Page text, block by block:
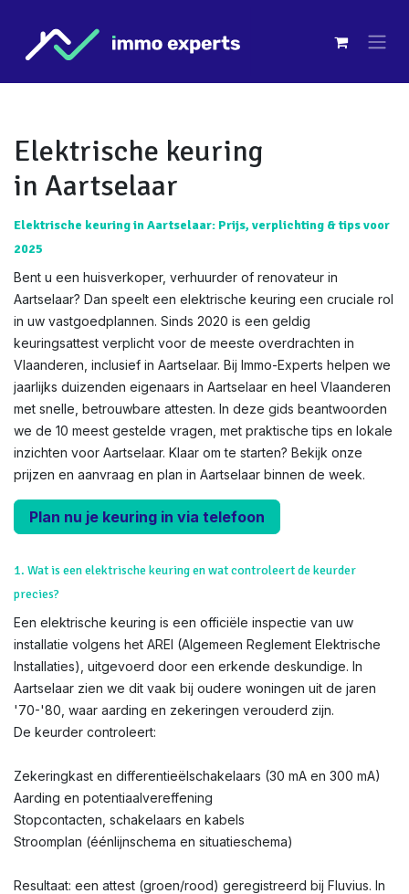
Elektrische keuring
in Aartselaar
Elektrische keuring in Aartselaar: Prijs, verplichting & tips voor
2025
Bent u een huisverkoper, verhuurder of renovateur in
Aartselaar? Dan speelt een elektrische keuring een cruciale rol
in uw vastgoedplannen. Sinds 2020 is een geldig
keuringsattest verplicht voor de meeste overdrachten in
Vlaanderen, inclusief in Aartselaar. Bij Immo-Experts helpen we
jaarlijks duizenden eigenaars in Aartselaar en heel Vlaanderen
met snelle, betrouwbare attesten. In deze gids beantwoorden
we de 10 meest gestelde vragen, met praktische tips en lokale
inzichten voor Aartselaar. Klaar om te starten? Bekijk onze
prijzen en aanvraag en plan in Aartselaar binnen de week.
Plan nu je keuring in via telefoon
1. Wat is een elektrische keuring en wat controleert de keurder
precies?
Een elektrische keuring is een officiële inspectie van uw
installatie volgens het AREI (Algemeen Reglement Elektrische
Installaties), uitgevoerd door een erkende deskundige. In
Aartselaar zien we dit vaak bij oudere woningen uit de jaren
'70-'80, waar aarding en zekeringen verouderd zijn.
De keurder controleert:
Zekeringkast en differentieëlschakelaars (30 mA en 300 mA)
Aarding en potentiaalvereffening
Stopcontacten, schakelaars en kabels
Stroomplan (éénlijnschema en situatieschema)
Resultaat: een attest (groen/rood) geregistreerd bij Fluvius. In